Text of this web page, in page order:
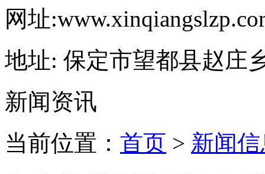
网址:
地址: 保定市望都县赵庄
新闻资讯
当前位置： 首页 > 新闻